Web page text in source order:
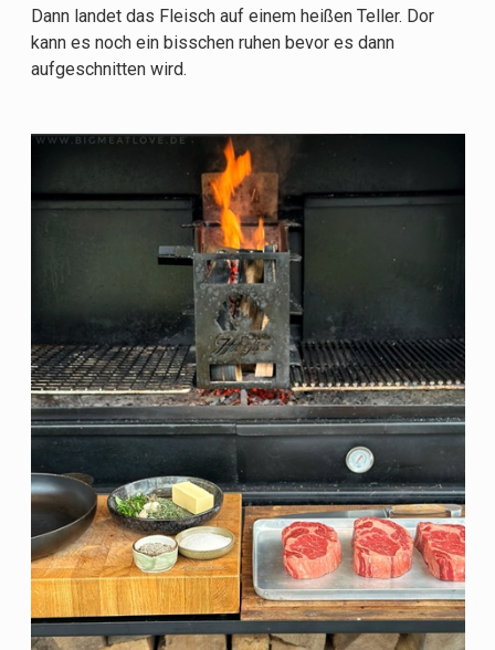
Dann landet das Fleisch auf einem heißen Teller. Dor
kann es noch ein bisschen ruhen bevor es dann
aufgeschnitten wird.